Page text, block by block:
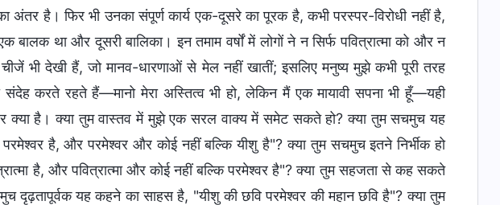
अंतर है। फिर भी उनका संपूर्ण कार्य एक-दूसरे का पूरक है, कभी परस्पर-विरोधी नहीं है,
था और दूसरी बालिका। इन तमाम वर्षों में लोगों ने न सिर्फ पवित्रात्मा को और न
भी देखी हैं, जो मानव-धारणाओं से मेल नहीं खातीं; इसलिए मनुष्य मुझे कभी पूरी तरह
करते रहते हैं—मानो मेरा अस्तित्व भी हो, लेकिन मैं एक मायावी सपना भी हूँ—यही
क्या है। क्या तुम वास्तव में मुझे एक सरल वाक्य में समेट सकते हो? क्या तुम सचमुच यह
है, और परमेश्वर और कोई नहीं बल्कि यीशु है"? क्या तुम सचमुच इतने निर्भीक हो
है, और पवित्रात्मा और कोई नहीं बल्कि परमेश्वर है"? क्या तुम सहजता से कह सकते
दृढ़तापूर्वक यह कहने का साहस है, "यीशु की छवि परमेश्वर की महान छवि है"? क्या तुम